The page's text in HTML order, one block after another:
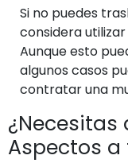
Si no puedes
considera
Aunque esto
algunos casos
contratar una
¿Necesitas
Aspectos